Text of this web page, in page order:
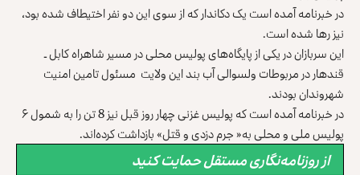
در خبرنامه آمده است یک دکاندار که از سوی این دو نفر اختیطاف شده بود،
نیز رها شده است.
این سربازان در یکی از پایگاه‌های پولیس محلی در مسیر شاهراه کابل ـ
قندهار در مربوطات ولسوالی آب بند این ولایت مسئول تامین امنیت
شهروندان بودند.
در خبرنامه آمده است که پولیس غزنی چهار روز قبل نیز 8 تن را به شمول ۶
پولیس ملی و محلی به« جرم دزدی و قتل» بازداشت کرده‌اند.
از روزنامه‌نگاری مستقل حمایت کنید